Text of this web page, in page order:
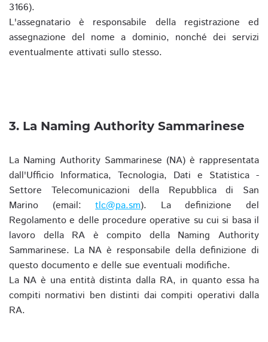
3166).
L'assegnatario è responsabile della registrazione ed
assegnazione del nome a dominio, nonché dei servizi
eventualmente attivati sullo stesso.
3. La Naming Authority Sammarinese
La Naming Authority Sammarinese (NA) è rappresentata
dall'Ufficio Informatica, Tecnologia, Dati e Statistica -
Settore Telecomunicazioni della Repubblica di San
Marino (email:tlc@pa.sm). La definizione del
Regolamento e delle procedure operative su cui si basa il
lavoro della RA è compito della Naming Authority
Sammarinese. La NA è responsabile della definizione di
questo documento e delle sue eventuali modifiche.
La NA è una entità distinta dalla RA, in quanto essa ha
compiti normativi ben distinti dai compiti operativi dalla
RA.